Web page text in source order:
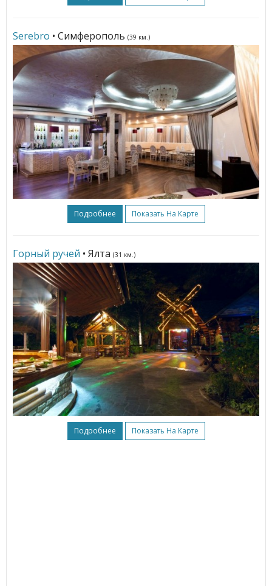
Serebro • Симферополь (39 км.)
Подробнее Показать На Карте
Горный ручей • Ялта (31 км.)
Подробнее Показать На Карте